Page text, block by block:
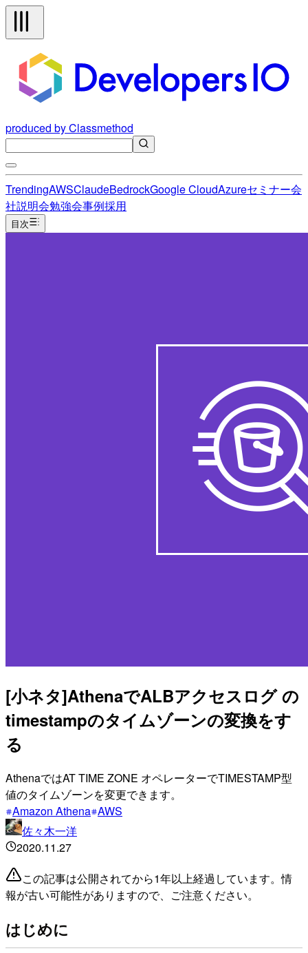
produced by Classmethod
TrendingAWSClaudeBedrockGoogle CloudAzureセミナー会
社説明会勉強会事例採用
目次
[小ネタ]AthenaでALBアクセスログ の
timestampのタイムゾーンの変換をす
る
AthenaではAT TIME ZONE オペレーターでTIMESTAMP型
値のタイムゾーンを変更できます。
Amazon Athena AWS
佐々木一洋
2020.11.27
この記事は公開されてから1年以上経過しています。情
報が古い可能性がありますので、ご注意ください。
はじめに